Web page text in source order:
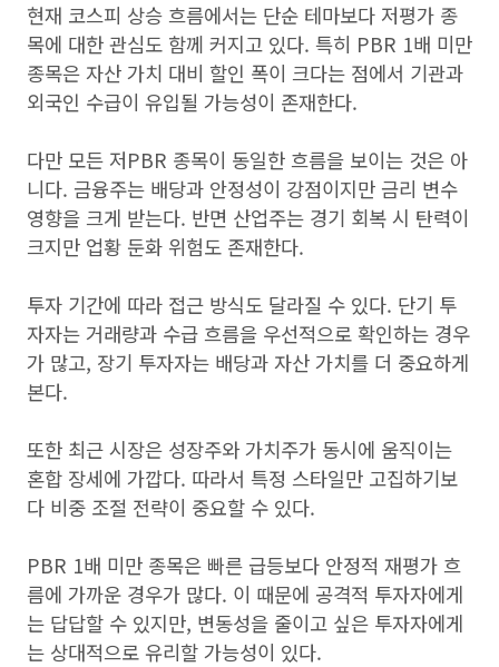
현재 코스피 상승 흐름에서는 단순 테마보다 저평가 종
목에 대한 관심도 함께 커지고 있다. 특히 PBR 1배 미만
종목은 자산 가치 대비 할인 폭이 크다는 점에서 기관과
외국인 수급이 유입될 가능성이 존재한다.
다만 모든 저PBR 종목이 동일한 흐름을 보이는 것은 아
니다. 금융주는 배당과 안정성이 강점이지만 금리 변수
영향을 크게 받는다. 반면 산업주는 경기 회복 시 탄력이
크지만 업황 둔화 위험도 존재한다.
투자 기간에 따라 접근 방식도 달라질 수 있다. 단기 투
자자는 거래량과 수급 흐름을 우선적으로 확인하는 경우
가 많고, 장기 투자자는 배당과 자산 가치를 더 중요하게
본다.
또한 최근 시장은 성장주와 가치주가 동시에 움직이는
혼합 장세에 가깝다. 따라서 특정 스타일만 고집하기보
다 비중 조절 전략이 중요할 수 있다.
PBR 1배 미만 종목은 빠른 급등보다 안정적 재평가 흐
름에 가까운 경우가 많다. 이 때문에 공격적 투자자에게
는 답답할 수 있지만, 변동성을 줄이고 싶은 투자자에게
는 상대적으로 유리할 가능성이 있다.